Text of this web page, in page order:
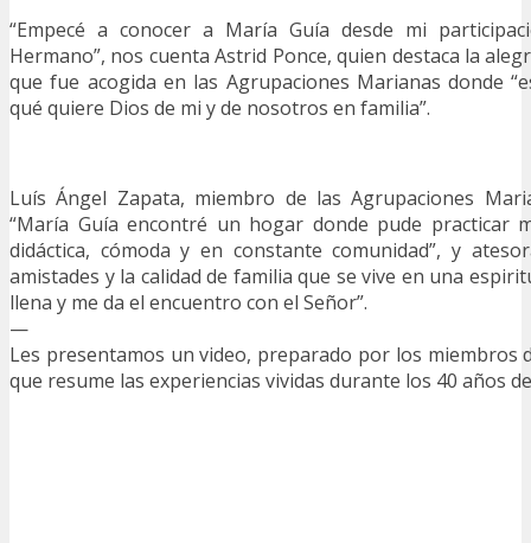
“Empecé a conocer a María Guía desde mi
Hermano”, nos cuenta Astrid Ponce, quien destaca la
que fue acogida en las Agrupaciones Marianas donde
qué quiere Dios de mi y de nosotros en familia”.
Luís Ángel Zapata, miembro de las Agrupaciones
“María Guía encontré un hogar donde pude practicar
didáctica, cómoda y en constante comunidad”, y
amistades y la calidad de familia que se vive en una
llena y me da el encuentro con el Señor”.
—
Les presentamos un video, preparado por los miembros
que resume las experiencias vividas durante los 40 años